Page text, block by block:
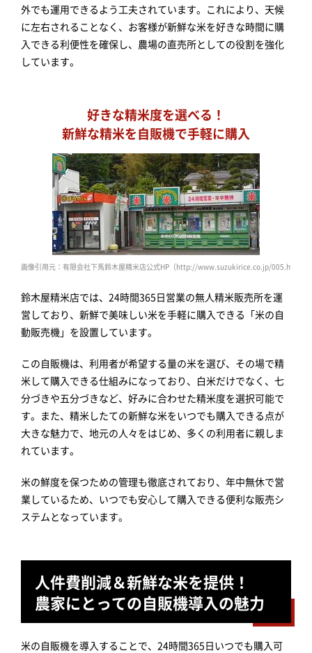
外でも運用できるよう工夫されています。これにより、天候
に左右されることなく、お客様が新鮮な米を好きな時間に購
入できる利便性を確保し、農場の直売所としての役割を強化
しています。
好きな精米度を選べる！
新鮮な精米を自販機で手軽に購入
画像引用元：有限会社下馬鈴木屋精米店公式HP（http://www.suzukirice.co.jp/005.html）
鈴木屋精米店では、24時間365日営業の無人精米販売所を運
営しており、新鮮で美味しい米を手軽に購入できる「米の自
動販売機」を設置しています。
この自販機は、利用者が希望する量の米を選び、その場で精
米して購入できる仕組みになっており、白米だけでなく、七
分づきや五分づきなど、好みに合わせた精米度を選択可能で
す。また、精米したての新鮮な米をいつでも購入できる点が
大きな魅力で、地元の人々をはじめ、多くの利用者に親しま
れています。
米の鮮度を保つための管理も徹底されており、年中無休で営
業しているため、いつでも安心して購入できる便利な販売シ
ステムとなっています。
人件費削減＆新鮮な米を提供！
農家にとっての自販機導入の魅力
米の自販機を導入することで、24時間365日いつでも購入可